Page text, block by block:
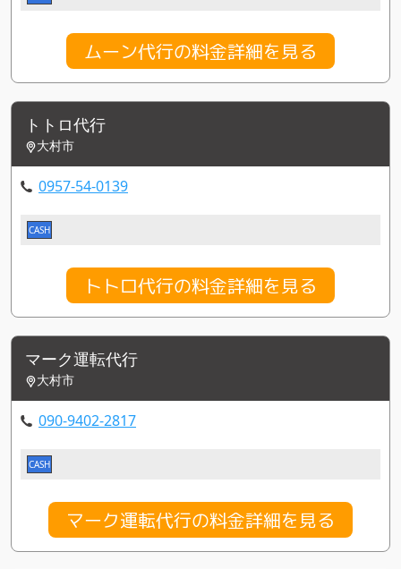
ムーン代行の料金詳細を見る
トトロ代行
大村市
0957-54-0139
CASH
トトロ代行の料金詳細を見る
マーク運転代行
大村市
090-9402-2817
CASH
マーク運転代行の料金詳細を見る